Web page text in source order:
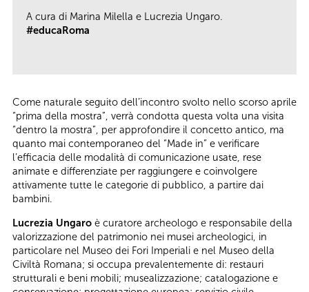
A cura di Marina Milella e Lucrezia Ungaro.
#educaRoma
Come naturale seguito dell’incontro svolto nello scorso aprile
“prima della mostra”, verrà condotta questa volta una visita
“dentro la mostra”, per approfondire il concetto antico, ma
quanto mai contemporaneo del “Made in” e verificare
l’efficacia delle modalità di comunicazione usate, rese
animate e differenziate per raggiungere e coinvolgere
attivamente tutte le categorie di pubblico, a partire dai
bambini.
Lucrezia Ungaro è curatore archeologo e responsabile della
valorizzazione del patrimonio nei musei archeologici, in
particolare nel Museo dei Fori Imperiali e nel Museo della
Civiltà Romana; si occupa prevalentemente di: restauri
strutturali e beni mobili; musealizzazione; catalogazione e